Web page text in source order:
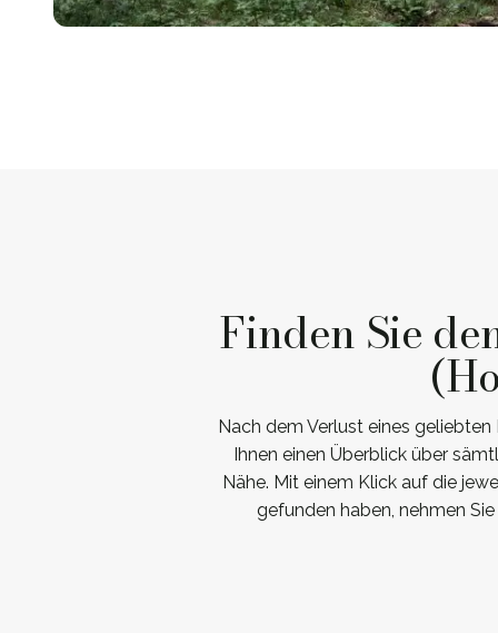
Finden Sie
Nach dem Verlust eines
Ihnen einen Überblick über
Nähe. Mit einem Klick auf die
gefunden haben, nehmen